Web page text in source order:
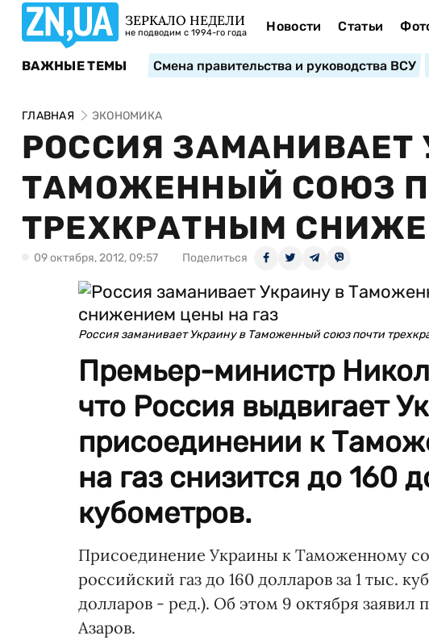
ЗЕРКАЛО НЕДЕЛИ
не подводим с 1994-го года Новости Статьи
ВАЖНЫЕ ТЕМЫ Смена правительства и руководства ВСУ
ГЛАВНАЯ ЭКОНОМИКА
РОССИЯ ЗАМАНИВАЕТ
ТАМОЖЕННЫЙ СОЮЗ
ТРЕХКРАТНЫМ
09 октября, 2012, 09:57 Поделиться
Россия заманивает Украину в Таможенный союз почти
Премьер-министр
что Россия выдвигает
присоединении к
на газ снизится до 160
кубометров.
Присоединение Украины к Таможенному
российский газ до 160 долларов за 1 тыс.
долларов - ред.). Об этом 9 октября
Азаров.